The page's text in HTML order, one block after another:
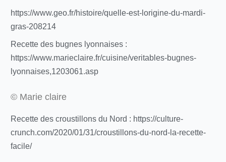
https://www.geo.fr/histoire/quelle-est-lorigine-du-mardi-
gras-208214
Recette des bugnes lyonnaises :
https://www.marieclaire.fr/cuisine/veritables-bugnes-
lyonnaises,1203061.asp
© Marie claire
Recette des croustillons du Nord : https://culture-
crunch.com/2020/01/31/croustillons-du-nord-la-recette-
facile/